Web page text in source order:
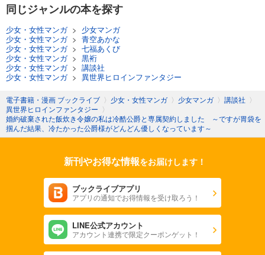
同じジャンルの本を探す
少女・女性マンガ> 少女マンガ
少女・女性マンガ> 青空あかな
少女・女性マンガ> 七福あくび
少女・女性マンガ> 黒裄
少女・女性マンガ> 講談社
少女・女性マンガ> 異世界ヒロインファンタジー
電子書籍・漫画 ブックライブ 〉 少女・女性マンガ 〉 少女マンガ 〉 講談社 〉
異世界ヒロインファンタジー 〉
婚約破棄された飯炊き令嬢の私は冷酷公爵と専属契約しました ～ですが胃袋を
掴んだ結果、冷たかった公爵様がどんどん優しくなっています～
新刊やお得な情報をお届けします！
ブックライブアプリ
アプリの通知でお得情報を受け取ろう！
LINE公式アカウント
アカウント連携で限定クーポンゲット！